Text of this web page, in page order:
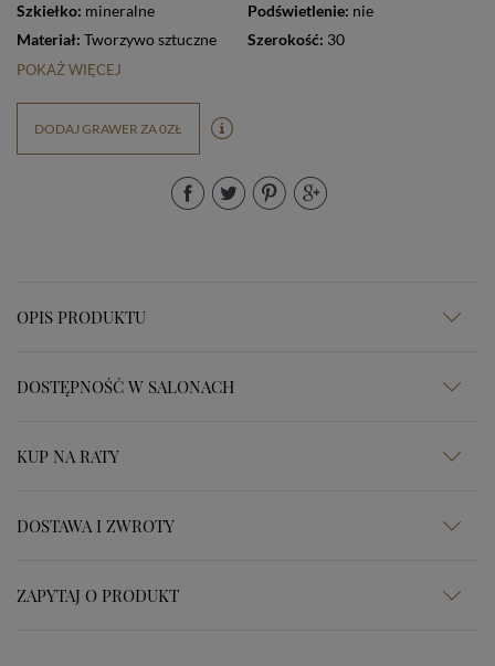
Szkiełko: mineralne Podświetlenie: nie
Materiał: Tworzywo sztuczne Szerokość: 30
POKAŻ WIĘCEJ
DODAJ GRAWER ZA 0ZŁ
OPIS PRODUKTU
DOSTĘPNOŚĆ W SALONACH
KUP NA RATY
DOSTAWA I ZWROTY
ZAPYTAJ O PRODUKT